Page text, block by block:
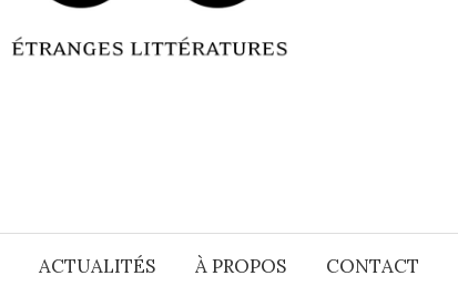
ACTUALITÉS À PROPOS CONTACT